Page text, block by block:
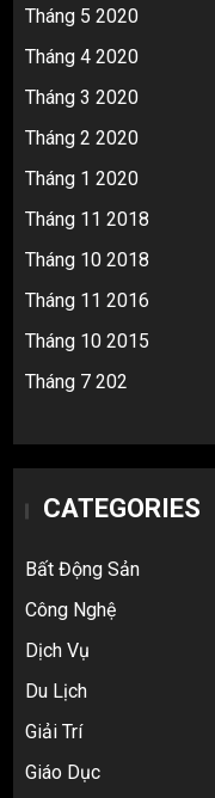
Tháng 5 2020
Tháng 4 2020
Tháng 3 2020
Tháng 2 2020
Tháng 1 2020
Tháng 11 2018
Tháng 10 2018
Tháng 11 2016
Tháng 10 2015
Tháng 7 202
CATEGORIES
Bất Động Sản
Công Nghệ
Dịch Vụ
Du Lịch
Giải Trí
Giáo Dục